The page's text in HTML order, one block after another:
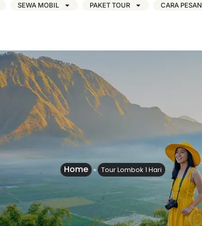
SEWA MOBIL PAKET TOUR CARA PESAN
Home » Tour Lombok 1 Hari